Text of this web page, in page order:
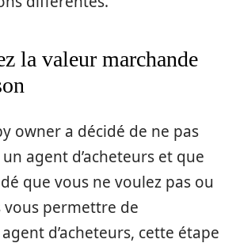
la valeur marchande
owner a décidé de ne pas
agent d’acheteurs et que
que vous ne voulez pas ou
vous permettre de
d’acheteurs, cette étape